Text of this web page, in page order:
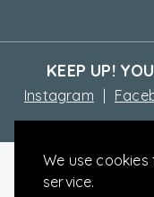
We use
service.
KEEP UP!
Instagram